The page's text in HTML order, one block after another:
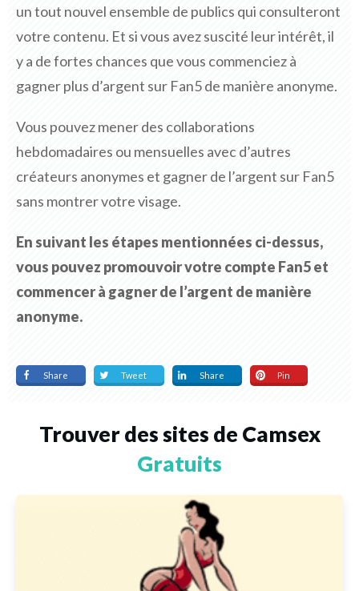
un tout nouvel ensemble de publics qui consulteront
votre contenu. Et si vous avez suscité leur intérêt, il
y a de fortes chances que vous commenciez à
gagner plus d’argent sur Fan5 de manière anonyme.
Vous pouvez mener des collaborations
hebdomadaires ou mensuelles avec d’autres
créateurs anonymes et gagner de l’argent sur Fan5
sans montrer votre visage.
En suivant les étapes mentionnées ci-dessus,
vous pouvez promouvoir votre compte Fan5 et
commencer à gagner de l’argent de manière
anonyme.
Share Tweet Share Pin
Trouver des sites de Camsex
Gratuits